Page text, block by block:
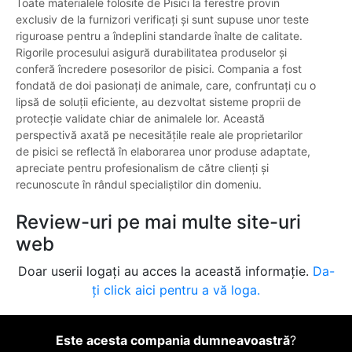
Toate materialele folosite de Pisici la ferestre provin
exclusiv de la furnizori verificați și sunt supuse unor teste
riguroase pentru a îndeplini standarde înalte de calitate.
Rigorile procesului asigură durabilitatea produselor și
conferă încredere posesorilor de pisici. Compania a fost
fondată de doi pasionați de animale, care, confruntați cu o
lipsă de soluții eficiente, au dezvoltat sisteme proprii de
protecție validate chiar de animalele lor. Această
perspectivă axată pe necesitățile reale ale proprietarilor
de pisici se reflectă în elaborarea unor produse adaptate,
apreciate pentru profesionalism de către clienți și
recunoscute în rândul specialiștilor din domeniu.
Review-uri pe mai multe site-uri
web
Doar userii logați au acces la această informație. Da-
ți click aici pentru a vă loga.
Este acesta compania dumneavoastră?